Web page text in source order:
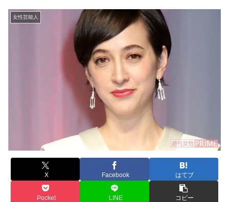
女性芸能人
X Facebook はてブ
Pocket LINE コピー